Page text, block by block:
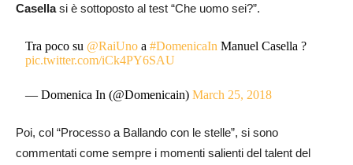
Casellasi è sottoposto al test “Che uomo sei?”.
Tra poco su @RaiUno a#DomenicaIn Manuel Casella ?
pic.twitter.com/iCk4PY6SAU
— Domenica In (@Domenicain)March 25, 2018
Poi, col “Processo a Ballando con le stelle”, si sono
commentati come sempre i momenti salienti del talent del